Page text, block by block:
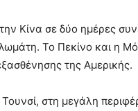
Κίνα σε δύο ημέρες
Το Πεκίνο και η
της Αμερικής.
Τουνσί, στη μεγάλη